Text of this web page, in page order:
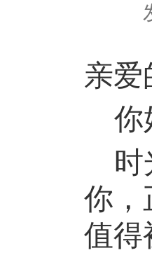
亲爱
你
你，
值得